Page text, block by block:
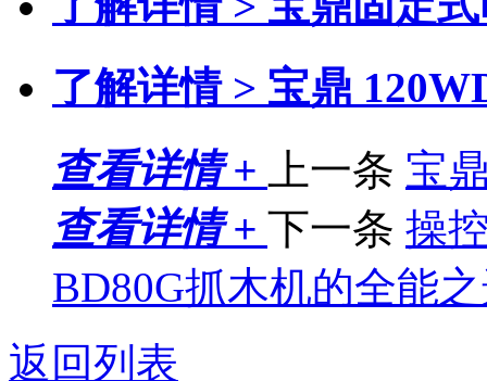
了解详情 > 宝鼎
查看详情 +
上一条 宝
查看详情 + 下一条 操
BD80G抓木机的全能
返回列表